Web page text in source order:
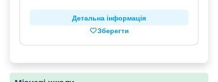
Детальна інформація
Зберегти